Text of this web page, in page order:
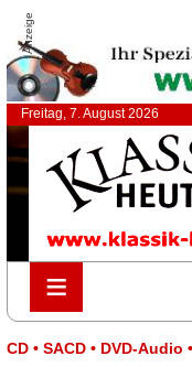
Anzeige
Freitag, 7. August 2026
≡
≡
CD • SACD • DVD-Audio